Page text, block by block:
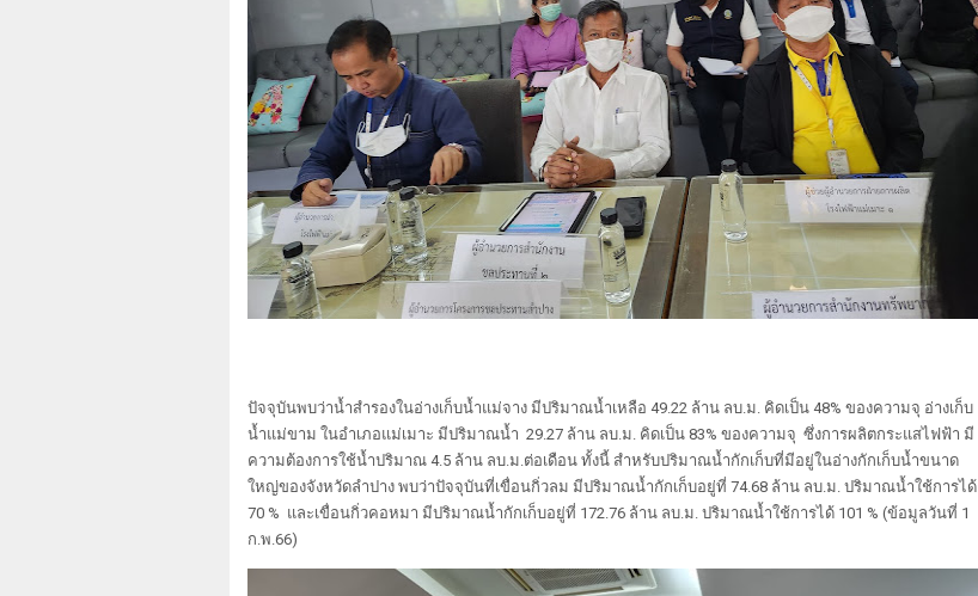
ปัจจุบันพบว่าน้ำสำรองในอ่างเก็บน้ำแม่จาง มีปริมาณน้ำเหลือ 49.22 ล้าน ลบ.ม. คิดเป็น 48% ของความจุ อ่างเก็บ
น้ำแม่ขาม ในอำเภอแม่เมาะ มีปริมาณน้ำ 29.27 ล้าน ลบ.ม. คิดเป็น 83% ของความจุ ซึ่งการผลิตกระแสไฟฟ้า มี
ความต้องการใช้น้ำปริมาณ 4.5 ล้าน ลบ.ม.ต่อเดือน ทั้งนี้ สำหรับปริมาณน้ำกักเก็บที่มีอยู่ในอ่างกักเก็บน้ำขนาด
ใหญ่ของจังหวัดลำปาง พบว่าปัจจุบันที่เขื่อนกิ่วลม มีปริมาณน้ำกักเก็บอยู่ที่ 74.68 ล้าน ลบ.ม. ปริมาณน้ำใช้การได้
70 % และเขื่อนกิ่วคอหมา มีปริมาณน้ำกักเก็บอยู่ที่ 172.76 ล้าน ลบ.ม. ปริมาณน้ำใช้การได้ 101 % (ข้อมูลวันที่ 1
ก.พ.66)